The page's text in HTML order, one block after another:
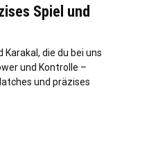
Spiel und
die du bei uns
und Kontrolle –
und präzises